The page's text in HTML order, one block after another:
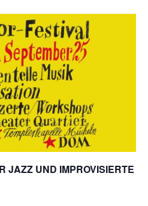
JAZZ UND IMPROVISIERTE